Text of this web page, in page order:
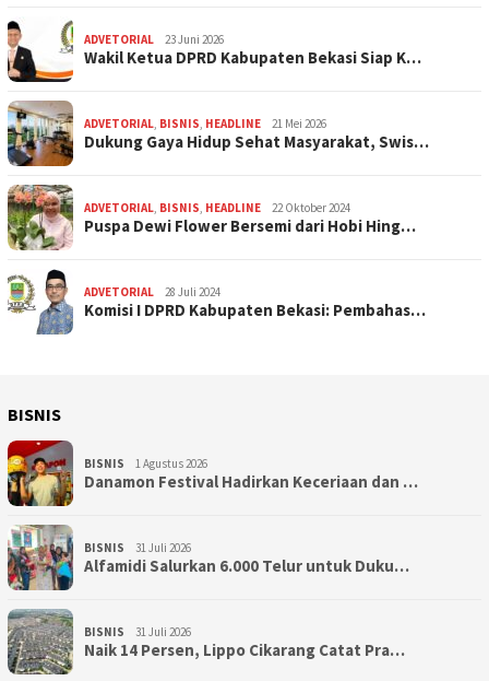
ADVETORIAL 23 Juni 2026
Wakil Ketua DPRD Kabupaten Bekasi Siap K…
ADVETORIAL, BISNIS, HEADLINE 21 Mei 2026
Dukung Gaya Hidup Sehat Masyarakat, Swis…
ADVETORIAL, BISNIS, HEADLINE 22 Oktober 2024
Puspa Dewi Flower Bersemi dari Hobi Hing…
ADVETORIAL 28 Juli 2024
Komisi I DPRD Kabupaten Bekasi: Pembahas…
BISNIS
BISNIS 1 Agustus 2026
Danamon Festival Hadirkan Keceriaan dan …
BISNIS 31 Juli 2026
Alfamidi Salurkan 6.000 Telur untuk Duku…
BISNIS 31 Juli 2026
Naik 14 Persen, Lippo Cikarang Catat Pra…